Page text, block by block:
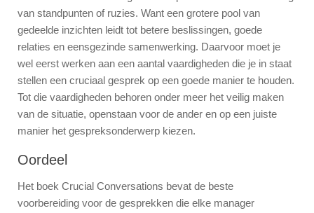
van standpunten of ruzies. Want een grotere pool van
gedeelde inzichten leidt tot betere beslissingen, goede
relaties en eensgezinde samenwerking. Daarvoor moet je
wel eerst werken aan een aantal vaardigheden die je in staat
stellen een cruciaal gesprek op een goede manier te houden.
Tot die vaardigheden behoren onder meer het veilig maken
van de situatie, openstaan voor de ander en op een juiste
manier het gespreksonderwerp kiezen.
Oordeel
Het boek Crucial Conversations bevat de beste
voorbereiding voor de gesprekken die elke manager